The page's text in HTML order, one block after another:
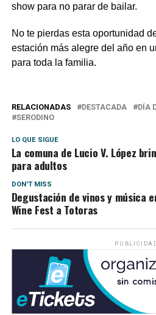
show para no parar de bailar.
No te pierdas esta oportunidad
estación más alegre del año en
para toda la familia.
RELACIONADAS DESTACADA
DÍA
SERODINO
LO QUE SIGUE
La comuna de Lucio V. López
para adultos
DON'T MISS
Degustación de vinos y música
Wine Fest a Totoras